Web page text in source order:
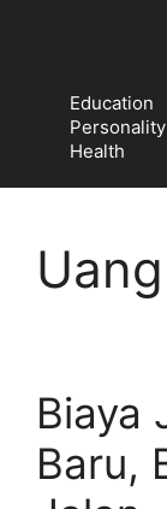
Education
Personality
Health
Uang
Biaya
Baru,